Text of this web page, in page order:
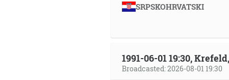
SRPSKOHRVATSKI
1991-06-01 19:30,
Broadcasted: 2026-08-01 19:30